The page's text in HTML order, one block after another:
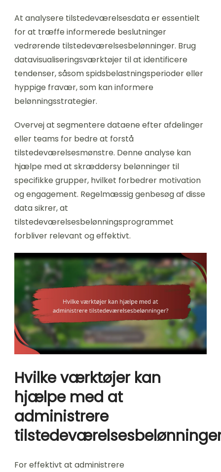
At analysere tilstedeværelsesdata er essentielt
for at træffe informerede beslutninger
vedrørende tilstedeværelsesbelønninger. Brug
datavisualiseringsværktøjer til at identificere
tendenser, såsom spidsbelastningsperioder eller
hyppige fravær, som kan informere
belønningsstrategier.
Overvej at segmentere dataene efter afdelinger
eller teams for bedre at forstå
tilstedeværelsesmønstre. Denne analyse kan
hjælpe med at skræddersy belønninger til
specifikke grupper, hvilket forbedrer motivation
og engagement. Regelmæssig genbesøg af disse
data sikrer, at
tilstedeværelsesbelønningsprogrammet
forbliver relevant og effektivt.
Hvilke værktøjer kan
hjælpe med at
administrere
For effektivt at administrere